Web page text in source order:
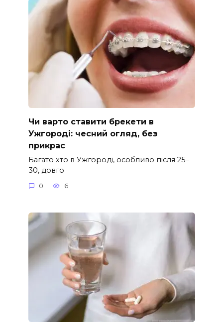
Чи варто ставити брекети в
Ужгороді: чесний огляд, без
прикрас
Багато хто в Ужгороді, особливо після 25–
30, довго
0 6